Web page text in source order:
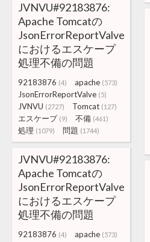
JVNVU#92183876:
Apache Tomcatの
JsonErrorReportValve
におけるエスケープ
処理不備の問題
92183876 (4) apache (573)
JsonErrorReportValve (5)
JVNVU (2727) Tomcat (127)
エスケープ (9) 不備 (461)
処理 (1079) 問題 (1744)
JVNVU#92183876:
Apache Tomcatの
JsonErrorReportValve
におけるエスケープ
処理不備の問題
92183876 (4) apache (573)